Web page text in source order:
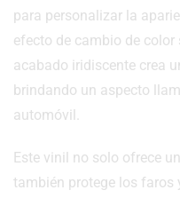
para personalizar la
efecto de cambio de
acabado iridiscente crea
brindando un aspecto
automóvil.
Este vinil no solo ofrece
también protege los faros